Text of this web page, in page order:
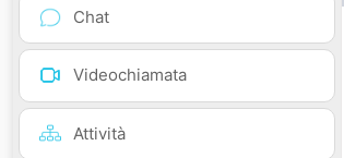
Chat
Videochiamata
Attività